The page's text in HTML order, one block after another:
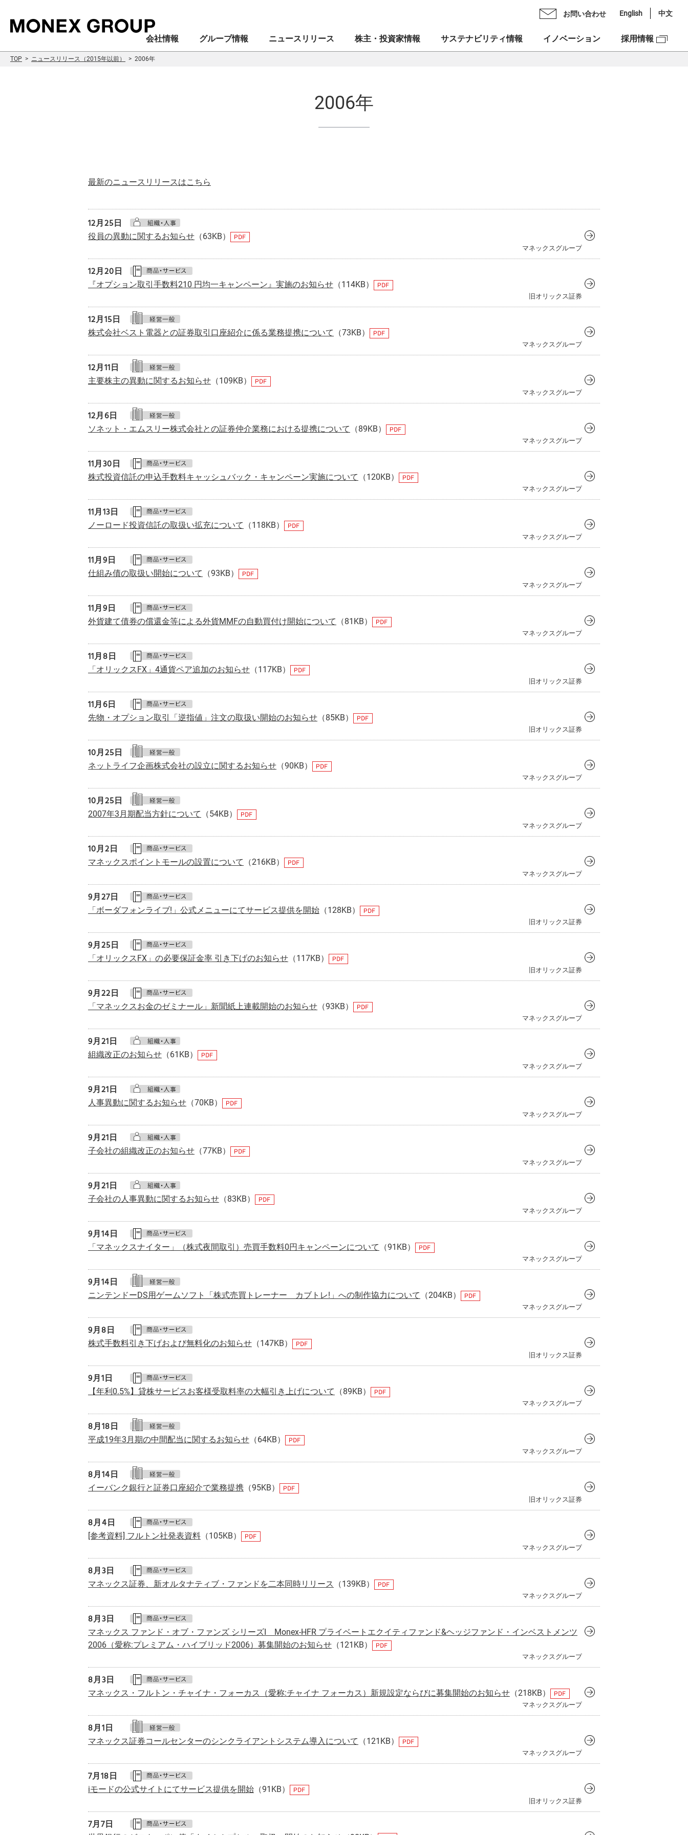
TOP ニュースリリース（2015年以前） 2006年
2006年
最新のニュースリリースはこちら
12月25日
役員の異動に関するお知らせ （63KB）
マネックスグループ
12月20日
『オプション取引手数料210 円均一キャンペーン』実施のお知らせ （114KB）
旧オリックス証券
12月15日
株式会社ベスト電器との証券取引口座紹介に係る業務提携について （73KB）
マネックスグループ
12月11日
主要株主の異動に関するお知らせ （109KB）
マネックスグループ
12月6日
ソネット・エムスリー株式会社との証券仲介業務における提携について （89KB）
マネックスグループ
11月30日
株式投資信託の申込手数料キャッシュバック・キャンペーン実施について （120KB）
マネックスグループ
11月13日
ノーロード投資信託の取扱い拡充について （118KB）
マネックスグループ
11月9日
仕組み債の取扱い開始について （93KB）
マネックスグループ
11月9日
外貨建て債券の償還金等による外貨MMFの自動買付け開始について （81KB）
マネックスグループ
11月8日
「オリックスFX」4通貨ペア追加のお知らせ （117KB）
旧オリックス証券
11月6日
先物・オプション取引「逆指値」注文の取扱い開始のお知らせ （85KB）
旧オリックス証券
10月25日
ネットライフ企画株式会社の設立に関するお知らせ （90KB）
マネックスグループ
10月25日
2007年3月期配当方針について （54KB）
マネックスグループ
10月2日
マネックスポイントモールの設置について （216KB）
マネックスグループ
9月27日
「ボーダフォンライブ!」公式メニューにてサービス提供を開始 （128KB）
旧オリックス証券
9月25日
「オリックスFX」の必要保証金率 引き下げのお知らせ （117KB）
旧オリックス証券
9月22日
「マネックスお金のゼミナール」新聞紙上連載開始のお知らせ （93KB）
マネックスグループ
9月21日
組織改正のお知らせ （61KB）
マネックスグループ
9月21日
人事異動に関するお知らせ （70KB）
マネックスグループ
9月21日
子会社の組織改正のお知らせ （77KB）
マネックスグループ
9月21日
子会社の人事異動に関するお知らせ （83KB）
マネックスグループ
9月14日
「マネックスナイター」（株式夜間取引）売買手数料0円キャンペーンについて （91KB）
マネックスグループ
9月14日
ニンテンドーDS用ゲームソフト「株式売買トレーナー カブトレ!」への制作協力について （204KB）
マネックスグループ
9月8日
株式手数料引き下げおよび無料化のお知らせ （147KB）
旧オリックス証券
9月1日
【年利0.5%】貸株サービスお客様受取料率の大幅引き上げについて （89KB）
マネックスグループ
8月18日
平成19年3月期の中間配当に関するお知らせ （64KB）
マネックスグループ
8月14日
イーバンク銀行と証券口座紹介で業務提携 （95KB）
旧オリックス証券
8月4日
[参考資料] フルトン社発表資料 （105KB）
マネックスグループ
8月3日
マネックス証券、新オルタナティブ・ファンドを二本同時リリース （139KB）
マネックスグループ
8月3日
マネックス ファンド・オブ・ファンズ シリーズI Monex-HFR プライベートエクイティファンド&ヘッジファンド・インベストメンツ
2006（愛称:プレミアム・ハイブリッド2006）募集開始のお知らせ （121KB）
マネックスグループ
8月3日
マネックス・フルトン・チャイナ・フォーカス（愛称:チャイナ フォーカス）新規設定ならびに募集開始のお知らせ （218KB）
マネックスグループ
8月1日
マネックス証券コールセンターのシンクライアントシステム導入について （121KB）
マネックスグループ
7月18日
iモードの公式サイトにてサービス提供を開始 （91KB）
旧オリックス証券
7月7日
English 中文
お問い合わせ
会社情報
ブランドシンボル
マネックスのあゆみ マネックスグループDEIフォーラム
グループ情報
ドコモマネックスホールディングス株式会社
マネックス・アセットマネジメント株式会社
ジーネックス株式会社
ニュースリリース 株主・投資家情報
株式・格付情報
サステナビリティ情報
イノベーション 資本市場での価値創造
外部評価
イノベーション 採用情報